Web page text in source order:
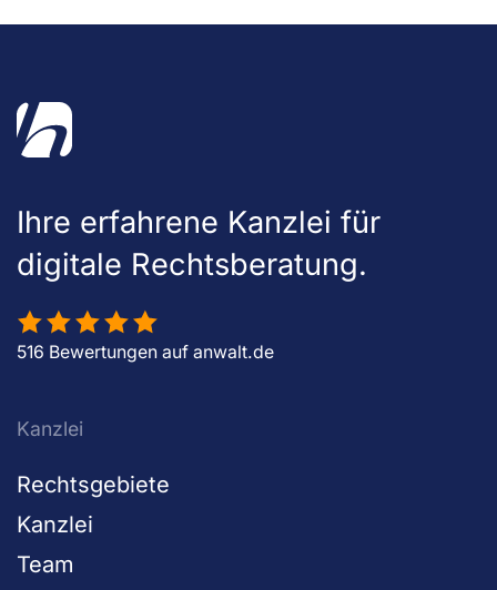
Ihre erfahrene Kanzlei für
digitale Rechtsberatung.
516 Bewertungen auf anwalt.de
Kanzlei
Rechtsgebiete
Kanzlei
Team